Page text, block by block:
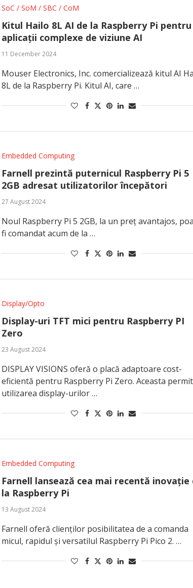
SoC / SoM / SBC / CoM
Kitul Hailo 8L AI de la Raspberry Pi pentru
aplicații complexe de viziune AI
11 December 2024
Mouser Electronics, Inc. comercializează kitul AI
8L de la Raspberry Pi. Kitul AI, care …
Embedded Computing
Farnell prezintă puternicul Raspberry Pi 5
2GB adresat utilizatorilor începători
27 August 2024
Noul Raspberry Pi 5 2GB, la un preț avantajos,
fi comandat acum de la …
Display/Opto
Display-uri TFT mici pentru Raspberry PI
Zero
23 August 2024
DISPLAY VISIONS oferă o placă adaptoare cost-
eficientă pentru Raspberry Pi Zero. Aceasta
utilizarea display-urilor …
Embedded Computing
Farnell lansează cea mai recentă inovație
la Raspberry Pi
13 August 2024
Farnell oferă clienților posibilitatea de a comanda
micul, rapidul și versatilul Raspberry Pi Pico 2. …